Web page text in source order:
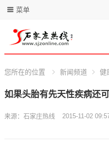
菜单
您所在的位置 新闻频道 健
如果头胎有先天性疾病还可
来源： 石家庄热线 2015-11-02